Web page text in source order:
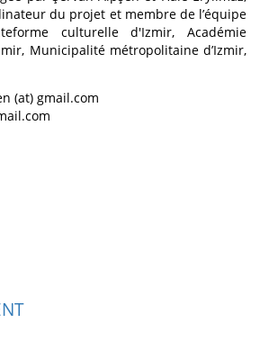
du projet et membre de l’équipe
culturelle d'Izmir, Académie
Municipalité métropolitaine d’Izmir,
(at) gmail.com